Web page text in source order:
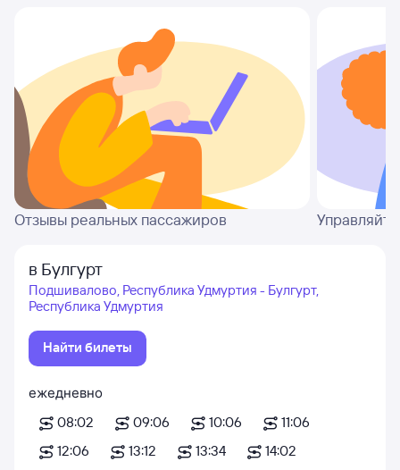
Отзывы реальных пассажиров
в Булгурт
Подшивалово, Республика Удмуртия - Булгурт,
Республика Удмуртия
Найти билеты
ежедневно
08:02
09:06 10:06
11:06
12:06
13:12 13:34 14:02